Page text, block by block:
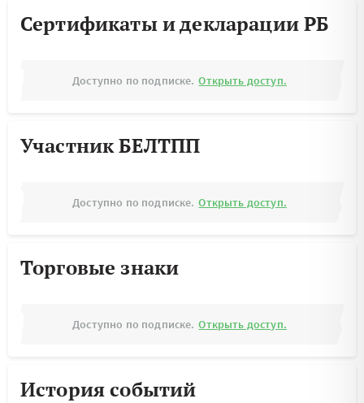
Сертификаты и декларации РБ
Доступно по подписке. Открыть доступ.
Участник БЕЛТПП
Доступно по подписке. Открыть доступ.
Торговые знаки
Доступно по подписке. Открыть доступ.
История событий